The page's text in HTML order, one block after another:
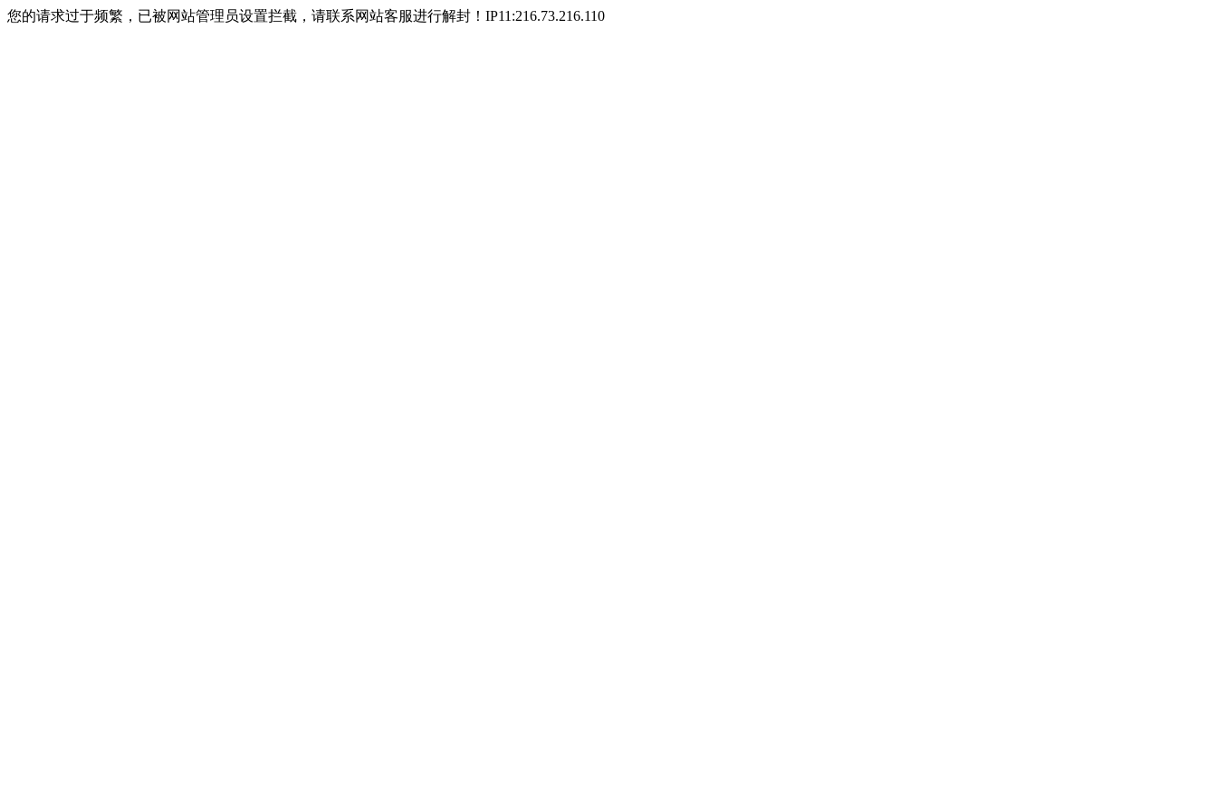
您的请求过于频繁，已被网站管理员设置拦截，请联系网站客服进行解封！IP11:216.73.216.110